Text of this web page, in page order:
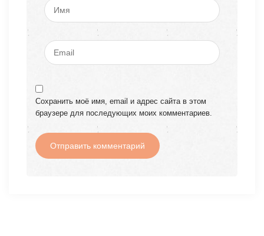
Сохранить моё имя, email и адрес сайта в этом
браузере для последующих моих комментариев.